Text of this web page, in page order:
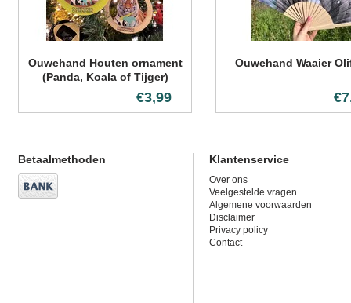
Ouwehand Houten ornament
(Panda, Koala of Tijger)
€3,99
Ouwehand Waaier
Betaalmethoden Klantenservice
Over ons
Veelgestelde vragen
Algemene voorwaarden
Disclaimer
Privacy policy
Contact